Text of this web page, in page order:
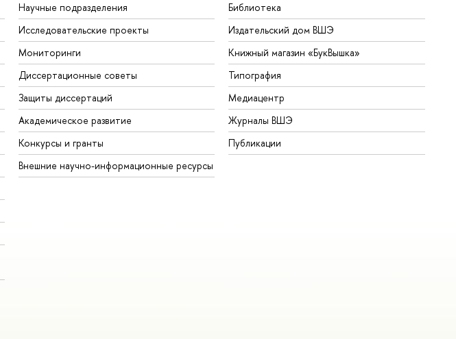
Научные подразделения
Исследовательские проекты
Мониторинги
Диссертационные советы
Защиты диссертаций
Академическое развитие
Конкурсы и гранты
Внешние научно-информационные ресурсы
Библиотека
Издательский дом ВШЭ
Книжный магазин «БукВышка»
Типография
Медиацентр
Журналы ВШЭ
Публикации